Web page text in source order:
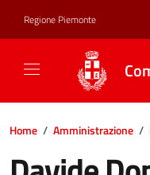
Regione Piemonte
Home / Amministrazione /